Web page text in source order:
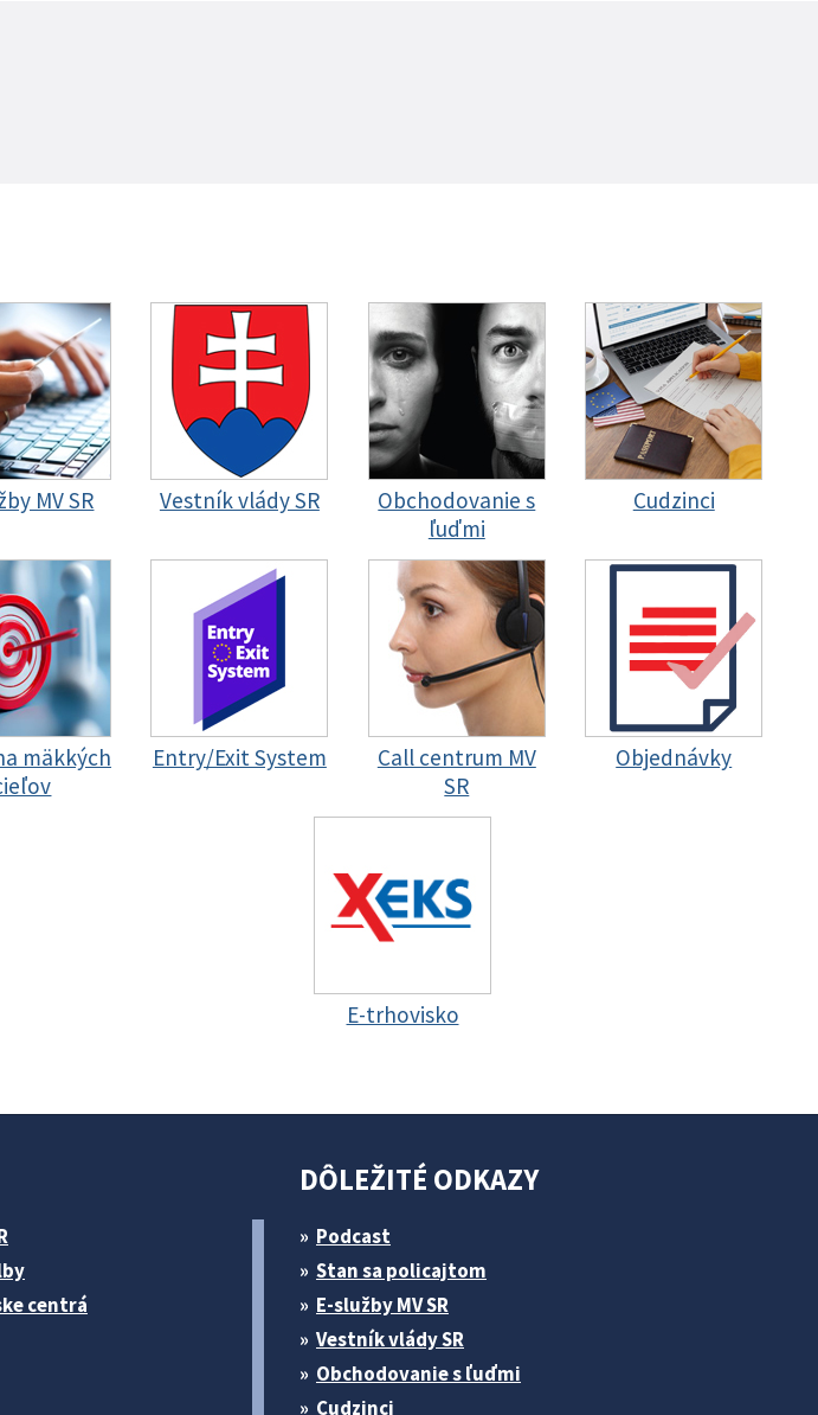
MV SR Vestník vlády SR
Obchodovanie s
ľuďmi
Cudzinci
mäkkých
Entry/Exit System
Call centrum MV
SR
Objednávky
E-trhovisko
centrá
DÔLEŽITÉ ODKAZY
Podcast
Stan sa policajtom
E-služby MV SR
Vestník vlády SR
Obchodovanie s ľuďmi
Cudzinci